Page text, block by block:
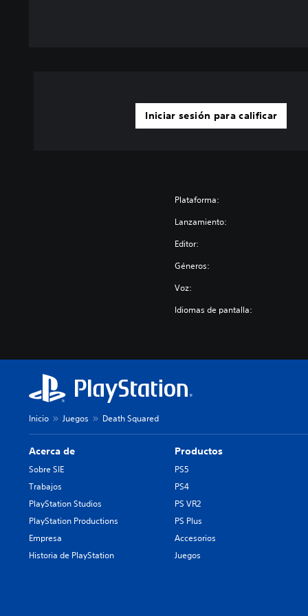
Iniciar sesión para calificar
Plataforma:
Lanzamiento:
Editor:
Géneros:
Voz:
Idiomas de pantalla:
Inicio Juegos Death Squared
Acerca de
Sobre SIE
Trabajos
PlayStation Studios
PlayStation Productions
Empresa
Historia de PlayStation
Productos
PS5
PS4
PS VR2
PS Plus
Accesorios
Juegos